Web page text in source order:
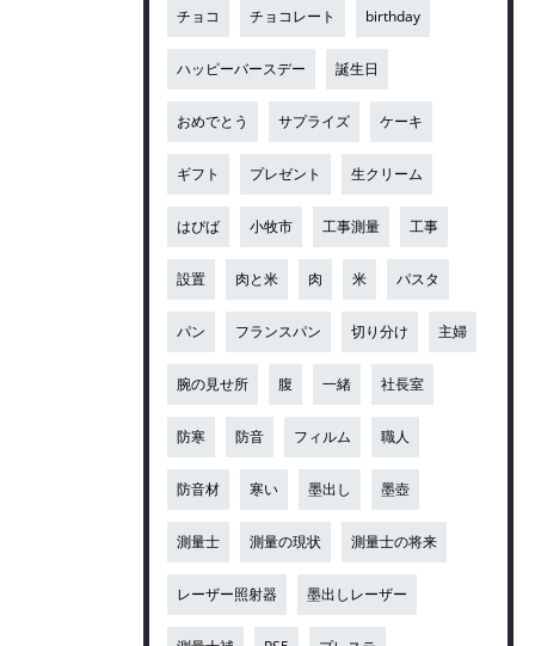
チョコ チョコレート birthday
ハッピーバースデー 誕生日
おめでとう サプライズ ケーキ
ギフト プレゼント 生クリーム
はぴば 小牧市 工事測量 工事
設置 肉と米 肉 米 パスタ
パン フランスパン 切り分け 主婦
腕の見せ所 腹 一緒 社長室
防寒 防音 フィルム 職人
防音材 寒い 墨出し 墨壺
測量士 測量の現状 測量士の将来
レーザー照射器 墨出しレーザー